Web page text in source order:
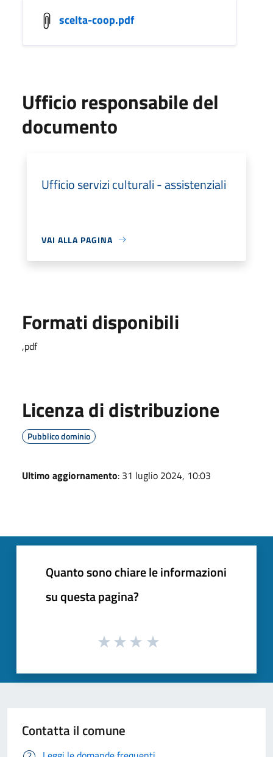
scelta-coop.pdf
Ufficio responsabile del
documento
Ufficio servizi culturali - assistenziali
VAI ALLA PAGINA
Formati disponibili
,pdf
Licenza di distribuzione
Pubblico dominio
Ultimo aggiornamento: 31 luglio 2024, 10:03
Quanto sono chiare le informazioni
su questa pagina?
Contatta il comune